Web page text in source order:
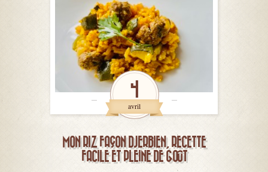
4
avril
MON RIZ FAÇON DJERBIEN, RECETTE
FACILE ET PLEINE DE GOÛT